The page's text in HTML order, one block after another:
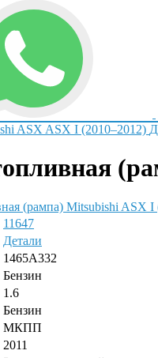
ASX ASX I (2010–2012)
11647
Детали
1465A332
Бензин
1.6
Бензин
МКПП
2011